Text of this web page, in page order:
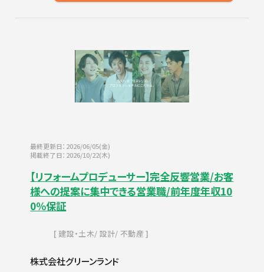
最終更新日：2026/06/05(金)
掲載終了日：2026/10/22(木)
【リフォームプロデューサー】完全反響営業/お客
様への提案に集中できる営業職/前年度年収10
0％保証
建設・土木 設計 不動産
株式会社グリーンランド